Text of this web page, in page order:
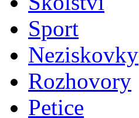
Sport
Neziskovky
Rozhovory
Petice